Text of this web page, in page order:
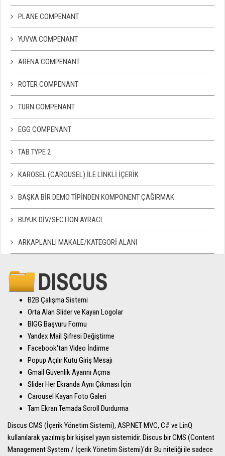
PLANE COMPENANT
YUVVA COMPENANT
ARENA COMPENANT
ROTER COMPENANT
TURN COMPENANT
EGG COMPENANT
TAB TYPE 2
KAROSEL (CAROUSEL) ILE LINKLI İÇERIK
BAŞKA BIR DEMO TIPINDEN KOMPONENT ÇAĞIRMAK
BÜYÜK DIV/SECTION AYRACI
ARKAPLANLI MAKALE/KATEGORI ALANI
B2B Çalışma Sistemi
Orta Alan Slider ve Kayan Logolar
BIGG Başvuru Formu
Yandex Mail Şifresi Değiştirme
Facebook'tan Video İndirme
Popup Açılır Kutu Giriş Mesajı
Gmail Güvenlik Ayarını Açma
Slider Her Ekranda Aynı Çıkması İçin
Carousel Kayan Foto Galeri
Tam Ekran Temada Scroll Durdurma
Discus CMS (İçerik Yönetim Sistemi), ASP.NET MVC, C# ve LinQ
kullanılarak yazılmış bir kişisel yayın sistemidir. Discus bir CMS (Content
Management System / İçerik Yönetim Sistemi)'dir. Bu niteliği ile sadece